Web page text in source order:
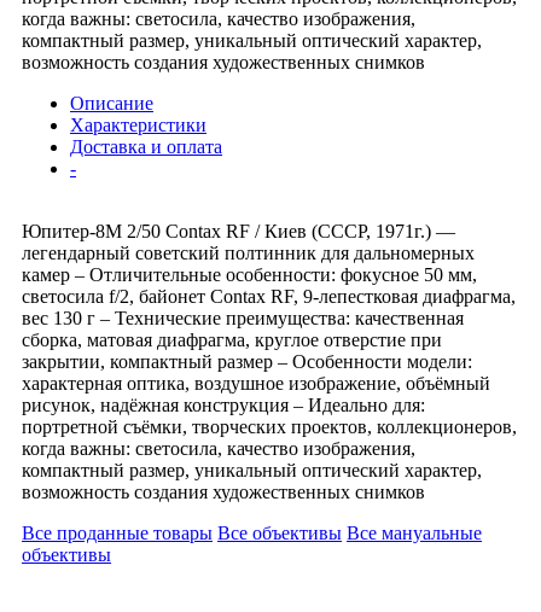
когда важны: светосила, качество изображения,
компактный размер, уникальный оптический характер,
возможность создания художественных снимков
Описание
Характеристики
Доставка и оплата
-
Юпитер-8М 2/50 Contax RF / Киев (СССР, 1971г.) —
легендарный советский полтинник для дальномерных
камер – Отличительные особенности: фокусное 50 мм,
светосила f/2, байонет Contax RF, 9-лепестковая диафрагма,
вес 130 г – Технические преимущества: качественная
сборка, матовая диафрагма, круглое отверстие при
закрытии, компактный размер – Особенности модели:
характерная оптика, воздушное изображение, объёмный
рисунок, надёжная конструкция – Идеально для:
портретной съёмки, творческих проектов, коллекционеров,
когда важны: светосила, качество изображения,
компактный размер, уникальный оптический характер,
возможность создания художественных снимков
Все проданные товары Все объективы Все мануальные
объективы